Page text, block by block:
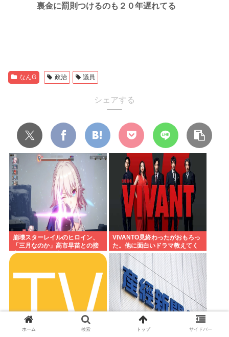
裏金に罰則つけるのも２０年遅れてる
なんG 政治 議員
シェアする
崩壊スターレイルのヒロイン、
「三月なのか」高市早苗との接
点があまりにも多すぎる。もし
VIVANTO見終わったがおもろっ
た。他に面白いドラマ教えてく
れ
ホーム 検索 トップ サイドバー